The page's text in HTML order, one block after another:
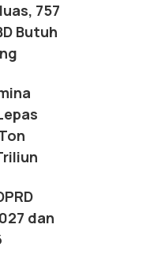
757
Butuh
dan